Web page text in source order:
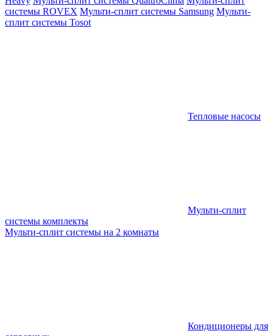
системы ROVEX Мульти-сплит системы Samsung Мульти-
сплит системы Tosot
Тепловые насосы
Мульти-сплит
системы комплекты
Мульти-сплит системы на 2 комнаты
Кондиционеры для